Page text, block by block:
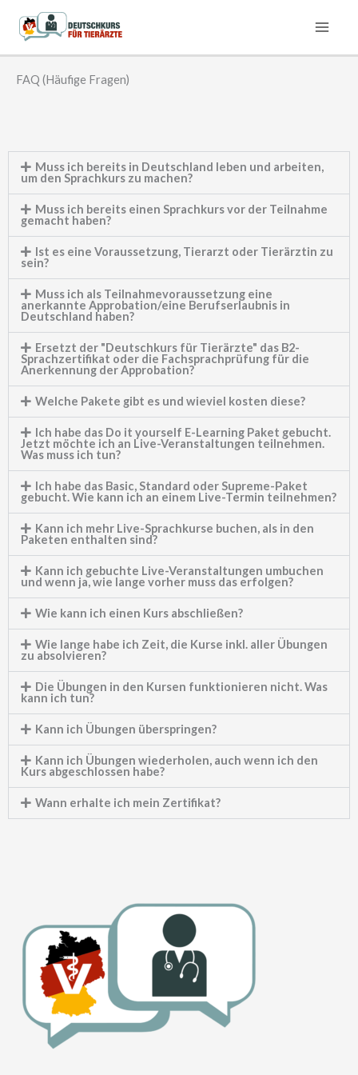
Inhalt
springen
FAQ (Häufige Fragen)
Muss ich bereits in Deutschland leben und arbeiten,
um den Sprachkurs zu machen?
Muss ich bereits einen Sprachkurs vor der Teilnahme
gemacht haben?
Ist es eine Voraussetzung, Tierarzt oder Tierärztin zu
sein?
Muss ich als Teilnahmevoraussetzung eine
anerkannte Approbation/eine Berufserlaubnis in
Deutschland haben?
Ersetzt der "Deutschkurs für Tierärzte" das B2-
Sprachzertifikat oder die Fachsprachprüfung für die
Anerkennung der Approbation?
Welche Pakete gibt es und wieviel kosten diese?
Ich habe das Do it yourself E-Learning Paket gebucht.
Jetzt möchte ich an Live-Veranstaltungen teilnehmen.
Was muss ich tun?
Ich habe das Basic, Standard oder Supreme-Paket
gebucht. Wie kann ich an einem Live-Termin teilnehmen?
Kann ich mehr Live-Sprachkurse buchen, als in den
Paketen enthalten sind?
Kann ich gebuchte Live-Veranstaltungen umbuchen
und wenn ja, wie lange vorher muss das erfolgen?
Wie kann ich einen Kurs abschließen?
Wie lange habe ich Zeit, die Kurse inkl. aller Übungen
zu absolvieren?
Die Übungen in den Kursen funktionieren nicht. Was
kann ich tun?
Kann ich Übungen überspringen?
Kann ich Übungen wiederholen, auch wenn ich den
Kurs abgeschlossen habe?
Wann erhalte ich mein Zertifikat?